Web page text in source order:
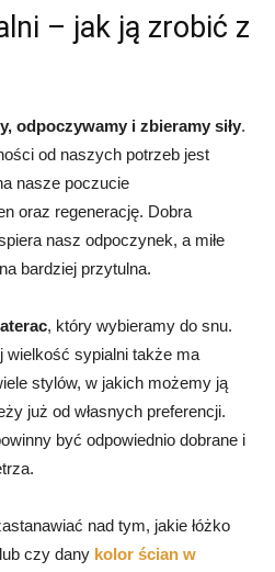
– jak ją zrobić z
odpoczywamy i zbieramy siły.
od naszych potrzeb jest
nasze poczucie
oraz regenerację. Dobra
nasz odpoczynek, a miłe
bardziej przytulna.
, który wybieramy do snu.
wielkość sypialni także ma
stylów, w jakich możemy ją
już od własnych preferencji.
być odpowiednio dobrane i
nad tym, jakie łóżko
czy dany kolor ścian w